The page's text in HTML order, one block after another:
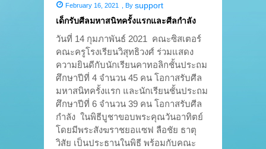
February 16, 2021 , By support
เด็กรับศีลมหาสนิทครั้งแรกและศีลกำลัง
วันที่ 14 กุมภาพันธ์ 2021 คณะซิสเตอร์
คณะครูโรงเรียนวิสุทธิวงศ์ ร่วมแสดง
ความยินดีกับนักเรียนคาทอลิกชั้นประถม
ศึกษาปีที่ 4 จำนวน 45 คน โอกาสรับศีล
มหาสนิทครั้งแรก และนักเรียนชั้นประถม
ศึกษาปีที่ 6 จำนวน 39 คน โอกาสรับศีล
กำลัง ในพิธีบูชาขอบพระคุณวันอาทิตย์
โดยมีพระสังฆราชยอแซฟ ลือชัย ธาตุ
วิสัย เป็นประธานในพิธี พร้อมกับคณะ